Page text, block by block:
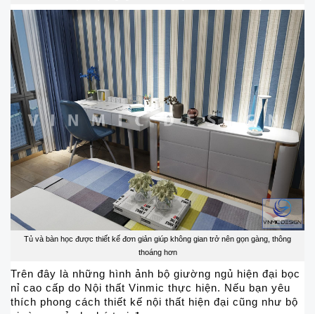
Tủ và bàn học được thiết kế đơn giản giúp không gian trở nên gọn gàng, thông
thoáng hơn
Trên đây là những hình ảnh bộ giường ngủ hiện đại bọc
nỉ cao cấp do Nội thất Vinmic thực hiện. Nếu bạn yêu
thích phong cách thiết kế nội thất hiện đại cũng như bộ